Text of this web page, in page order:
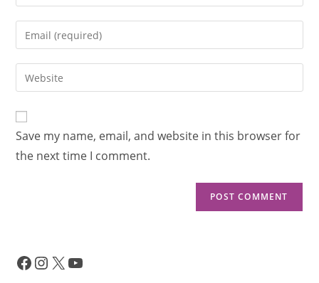
Save my name, email, and website in this browser for
the next time I comment.